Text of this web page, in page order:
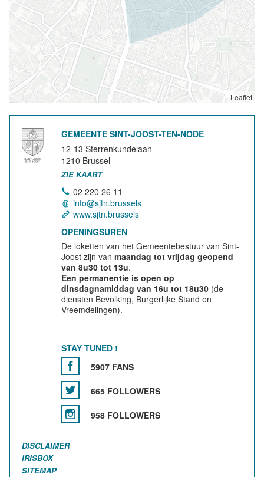
Leaflet
GEMEENTE SINT-JOOST-TEN-NODE
12-13 Sterrenkundelaan
1210 Brussel
ZIE KAART
02 220 26 11
info@sjtn.brussels
www.sjtn.brussels
OPENINGSUREN
De loketten van het Gemeentebestuur van Sint-
Joost zijn vanmaandag tot vrijdag geopend
van 8u30 tot 13u.
Een permanentie is open op
dinsdagnamiddag van 16u tot 18u30 (de
diensten Bevolking, Burgerlijke Stand en
Vreemdelingen).
STAY TUNED !
5907 FANS
665 FOLLOWERS
958 FOLLOWERS
DISCLAIMER
IRISBOX
SITEMAP